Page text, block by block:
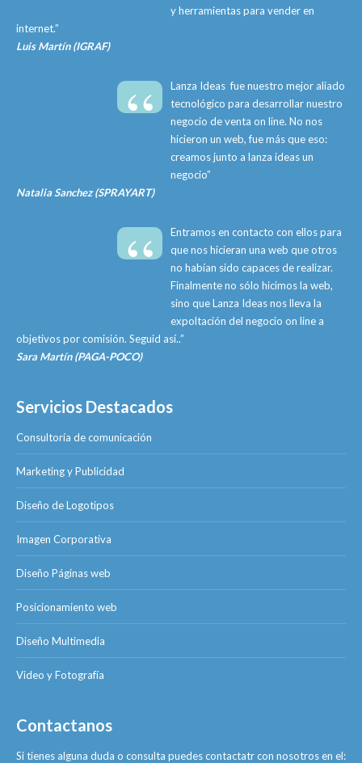
y herramientas para vender en
internet.”
Luis Martín (IGRAF)
“
Lanza Ideas fue nuestro mejor aliado
tecnológico para desarrollar nuestro
negocio de venta on line. No nos
hicieron un web, fue más que eso:
creamos junto a lanza ideas un
negocio”
Natalia Sanchez (SPRAYART)
“
Entramos en contacto con ellos para
que nos hicieran una web que otros
no habían sido capaces de realizar.
Finalmente no sólo hicimos la web,
sino que Lanza Ideas nos lleva la
expoltación del negocio on line a
objetivos por comisión. Seguid así..”
Sara Martín (PAGA-POCO)
Servicios Destacados
Consultoría de comunicación
Marketing y Publicidad
Diseño de Logotipos
Imagen Corporativa
Diseño Páginas web
Posicionamiento web
Diseño Multimedia
Video y Fotografía
Contactanos
Si tienes alguna duda o consulta puedes contactatr con nosotros en el: